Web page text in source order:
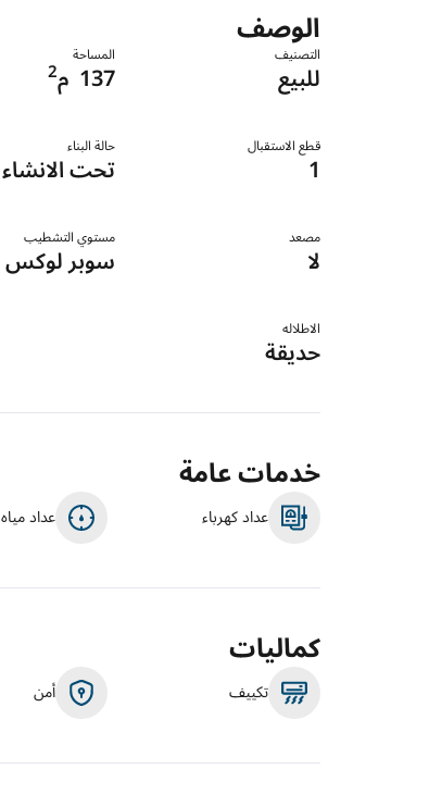
الوصف
التصنيف
للبيع
المساحة
137 م2
قطع الاستقبال
1
حالة البناء
تحت الانشاء
مصعد
لا
مستوي التشطيب
سوبر لوكس
الاطلاله
حديقة
خدمات عامة
عداد كهرباء عداد مياه
كماليات
تكييف أمن